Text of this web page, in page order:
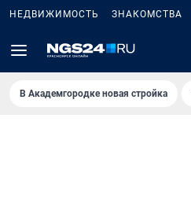
НЕДВИЖИМОСТЬ ЗНАКОМСТВА
В Академгородке новая стройка